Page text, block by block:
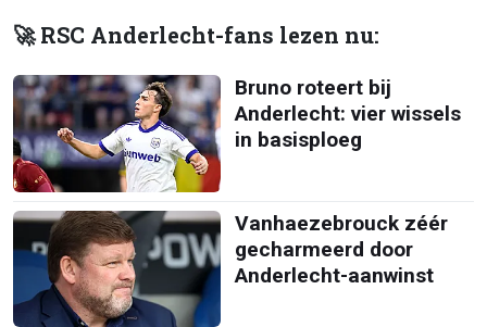
🚀 RSC Anderlecht-fans lezen nu:
Bruno roteert bij
Anderlecht: vier wissels
in basisploeg
Vanhaezebrouck zéér
gecharmeerd door
Anderlecht-aanwinst